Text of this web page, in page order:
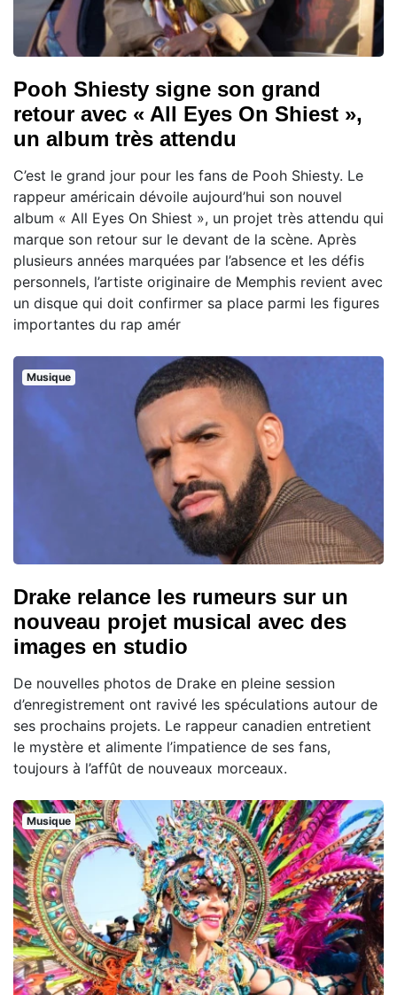
Pooh Shiesty signe son grand
retour avec « All Eyes On Shiest »,
un album très attendu
C’est le grand jour pour les fans de Pooh Shiesty. Le
rappeur américain dévoile aujourd’hui son nouvel
album « All Eyes On Shiest », un projet très attendu qui
marque son retour sur le devant de la scène. Après
plusieurs années marquées par l’absence et les défis
personnels, l’artiste originaire de Memphis revient avec
un disque qui doit confirmer sa place parmi les figures
importantes du rap amér
Musique
Drake relance les rumeurs sur un
nouveau projet musical avec des
images en studio
De nouvelles photos de Drake en pleine session
d’enregistrement ont ravivé les spéculations autour de
ses prochains projets. Le rappeur canadien entretient
le mystère et alimente l’impatience de ses fans,
toujours à l’affût de nouveaux morceaux.
Musique